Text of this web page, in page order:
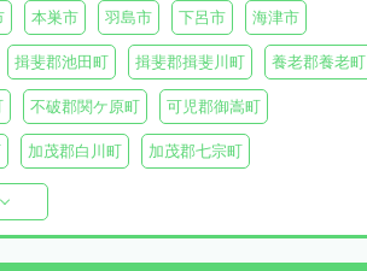
本巣市 羽島市 下呂市 海津市
揖斐郡池田町 揖斐郡揖斐川町 養老郡養老町
不破郡関ケ原町 可児郡御嵩町
加茂郡白川町 加茂郡七宗町